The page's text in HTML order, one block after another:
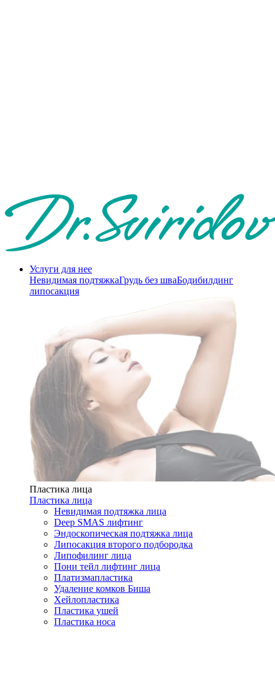
Услуги для нее
Невидимая подтяжкаГрудь без шваБодибилдинг
липосакция
Пластика лица
Пластика лица
Невидимая подтяжка лица
Deep SMAS лифтинг
Эндоскопическая подтяжка лица
Липосакция второго подбородка
Липофилинг лица
Пони тейл лифтинг лица
Платизмапластика
Удаление комков Биша
Хейлопластика
Пластика ушей
Пластика носа